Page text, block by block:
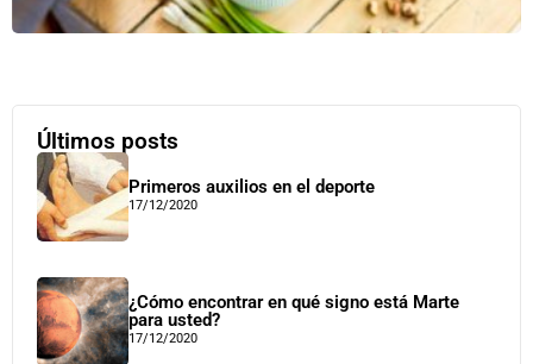
Últimos posts
Primeros auxilios en el deporte
17/12/2020
¿Cómo encontrar en qué signo está Marte
para usted?
17/12/2020